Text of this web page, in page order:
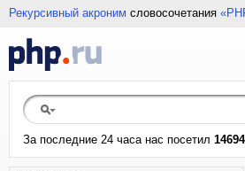
Рекурсивный акроним словосочетания
За последние 24 часа нас посетил